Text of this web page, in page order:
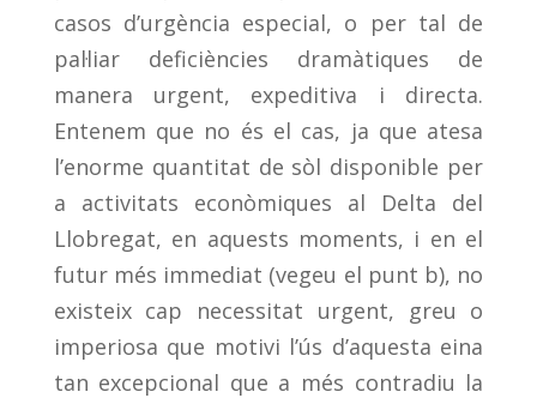
casos d’urgència especial, o per tal de
pal·liar deficiències dramàtiques de
manera urgent, expeditiva i directa.
Entenem que no és el cas, ja que atesa
l’enorme quantitat de sòl disponible per
a activitats econòmiques al Delta del
Llobregat, en aquests moments, i en el
futur més immediat (vegeu el punt b), no
existeix cap necessitat urgent, greu o
imperiosa que motivi l’ús d’aquesta eina
tan excepcional que a més contradiu la